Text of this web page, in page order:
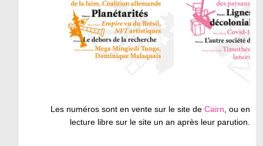
Les numéros sont en vente sur le site deCairn, ou en
lecture libre sur le site un an après leur parution.